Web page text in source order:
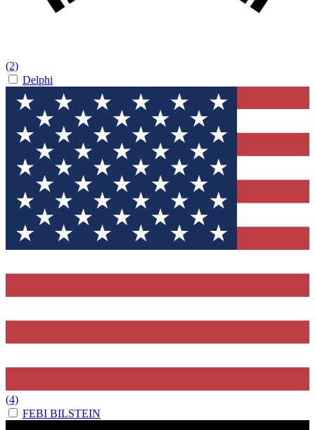
(2)
Delphi
(4)
FEBI BILSTEIN